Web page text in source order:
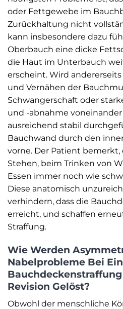
oder Fettgewebe im
Zurückhaltung nicht
kann insbesondere dazu
Oberbauch eine dicke
die Haut im Unterbauch
erscheint. Wird
und Vernähen der
Schwangerschaft oder
und -abnahme
ausreichend stabil
Bauchwand durch den
vorne. Der Patient bemerkt,
Stehen, beim Trinken von
Essen immer noch wie
Diese anatomisch
verhindern, dass die
erreicht, und schaffen
Straffung.
Wie Werden
Nabelprobleme Bei
Revision Gelöst?
Obwohl der menschliche